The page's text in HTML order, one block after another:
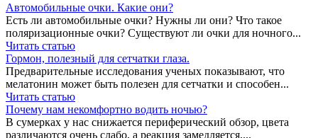
Автомобильные очки. Какие они?
Есть ли автомобильные очки? Нужны ли они? Что такое
поляризационные очки? Существуют ли очки для ночного...
Читать статью
Гормон, полезный для сетчатки глаза.
Предварительные исследования ученых показывают, что
мелатонин может быть полезен для сетчатки и способен...
Читать статью
Почему нам некомфортно водить ночью?
В сумерках у нас снижается периферический обзор, цвета
различаются очень слабо, а реакция замедляется....